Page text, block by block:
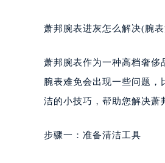
萧邦腕表进灰怎么解决(腕
萧邦腕表作为一种高档奢侈
腕表难免会出现一些问题
洁的小技巧，帮助您解决萧
步骤一：准备清洁工具